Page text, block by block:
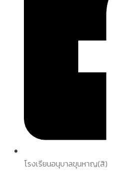
โรงเรียนอนุบาลขุนหาญ(สิ)